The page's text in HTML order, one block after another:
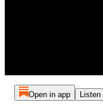
Open in app